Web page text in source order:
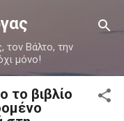
τον Βάλτο, την
μόνο!
το βιβλίο